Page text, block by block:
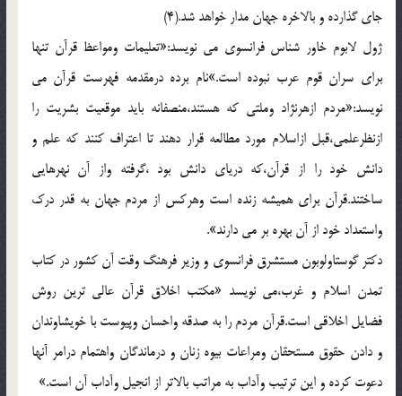
جاي گذارده و بالاخره جهان مدار خواهد شد.(4)
ژول لابوم خاور شناس فرانسوي مي نويسد:«تعليمات ومواعظ قرآن تنها
براي سران قوم عرب نبوده است.»نام برده درمقدمه فهرست قرآن مي
نويسد:«مردم ازهرنژاد وملتي که هستند،منصفانه بايد موقعيت بشريت را
ازنظرعلمي،قبل ازاسلام مورد مطالعه قرار دهند تا اعتراف کنند که علم و
دانش خود را از قرآن،که درياي دانش بود ،گرفته واز آن نهرهايي
ساختند.قرآن براي هميشه زنده است وهرکس از مردم جهان به قدر درک
واستعداد خود از آن بهره بر مي دارند».
دکتر گوستاولوبون مستشرق فرانسوي و وزير فرهنگ وقت آن کشور در کتاب
تمدن اسلام و غرب،مي نويسد «مکتب اخلاق قرآن عالي ترين روش
فضايل اخلاقي است.قرآن مردم را به صدقه واحسان وپيوست با خويشاوندان
و دادن حقوق مستحقان ومراعات بيوه زنان و درماندگان واهتمام درامر آنها
دعوت کرده و اين ترتيب وآداب به مراتب بالاتر از انجيل وآداب آن است.»